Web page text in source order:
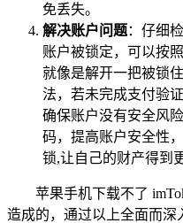
免丢失。
解决账户问题：仔细
账户被锁定，可以按
就像是解开一把被锁
法，若未完成支付验
确保账户没有安全风
码，提高账户安全性
锁,让自己的财产得到
苹果手机下载不了
造成的，通过以上全面而深